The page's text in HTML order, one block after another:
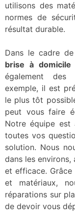
utilisons des
normes de
résultat durable.
Dans le cadre
brise à domicile
également des
exemple, il est
le plus tôt
peut vous faire
Notre équipe est
toutes vos
solution. Nous
dans les
et efficace.
et matériaux,
réparations sur
de devoir vous